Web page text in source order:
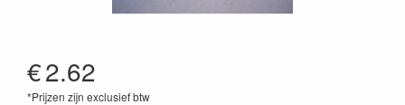
€2.62
*Prijzen zijn exclusief btw